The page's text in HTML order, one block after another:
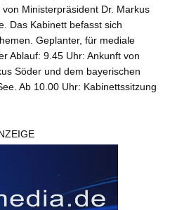
Ministerpräsident Dr. Markus
Das Kabinett befasst sich
Geplanter, für mediale
Ablauf: 9.45 Uhr: Ankunft von
Söder und dem bayerischen
Ab 10.00 Uhr: Kabinettssitzung